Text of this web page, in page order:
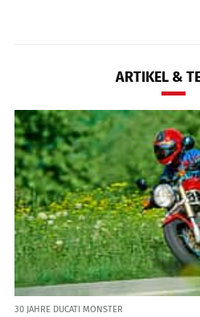
ARTIKEL &
30 JAHRE DUCATI MONSTER